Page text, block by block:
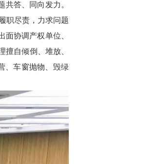
答、同向发力。
职尽责，力求问题
协调产权单位、
擅自倾倒、堆放、
、车窗抛物、毁绿